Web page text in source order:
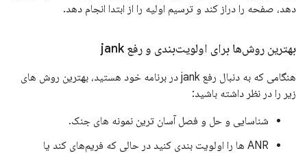
دهد، صفحه را دراز کند و ترسیم اولیه را از ابتدا انجام دهد.
بهترین روش‌ها برای اولویت‌بندی و رفع jank
هنگامی که به دنبال رفع jank در برنامه خود هستید، بهترین روش های
زیر را در نظر داشته باشید:
شناسایی و حل و فصل آسان ترین نمونه های جنک.
ANR ها را اولویت بندی کنید در حالی که فریم‌های کند یا